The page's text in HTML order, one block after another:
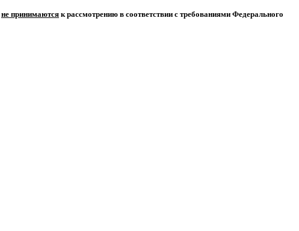
не принимаются к рассмотрению в соответствии с требованиями Федерального